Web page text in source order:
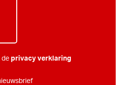
de privacy verklaring